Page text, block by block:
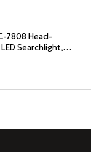
7808 Head-
Searchlight,
Black